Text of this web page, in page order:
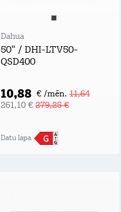
Dahua
50" / DHI-LTV50-
QSD400
10,88 € /mēn. 11,64
261,10 € 279,25 €
Datu lapa